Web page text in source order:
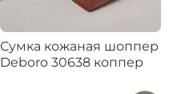
Сумка кожаная шоппер
Deboro 30638 коппер